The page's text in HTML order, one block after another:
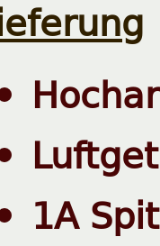
1A